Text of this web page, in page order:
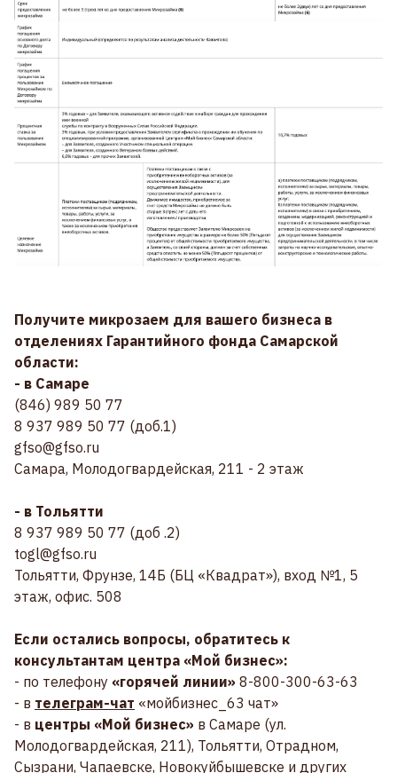
Получите микрозаем для вашего бизнеса в
отделениях Гарантийного фонда Самарской
области:
- в Самаре
(846) 989 50 77
8 937 989 50 77 (доб.1)
gfso@gfso.ru
Самара, Молодогвардейская, 211 - 2 этаж
- в Тольятти
8 937 989 50 77 (доб .2)
togl@gfso.ru
Тольятти, Фрунзе, 14Б (БЦ «Квадрат»), вход №1, 5
этаж, офис. 508
Если остались вопросы, обратитесь к
консультантам центра «Мой бизнес»:
- по телефону «горячей линии» 8-800-300-63-63
- в телеграм-чат «мойбизнес_63 чат»
- в центры «Мой бизнес» в Самаре (ул.
Молодогвардейская, 211), Тольятти, Отрадном,
Сызрани, Чапаевске, Новокуйбышевске и других